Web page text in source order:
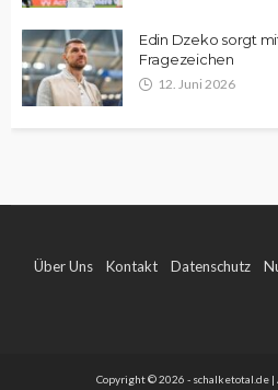
Edin Dzeko sorgt
Fragezeichen
12. Juni 2026
Über Uns Kontakt Datenschutz
Copyright © 2026 - schalketotal.de